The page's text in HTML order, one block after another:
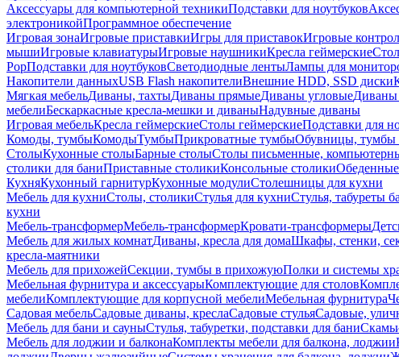
Аксессуары для компьютерной техникиПодставки для ноутбуков
электроникойПрограммное обеспечение
Игровая зонаИгровые приставкиИгры для приставокИгровые
мышиИгровые клавиатурыИгровые наушникиКресла геймерские
PopПодставки для ноутбуковСветодиодные лентыЛампы для
Накопители данныхUSB Flash накопителиВнешние HDD, SSD диски
Мягкая мебельДиваны, тахтыДиваны прямыеДиваны угловыеДиваны
мебелиБескаркасные кресла-мешки и диваныНадувные диваны
Игровая мебельКресла геймерскиеСтолы геймерскиеПодставки для
Комоды, тумбыКомодыТумбыПрикроватные тумбыОбувницы, тумбы
СтолыКухонные столыБарные столыСтолы письменные,
столики для баниПриставные столикиКонсольные столики
КухняКухонный гарнитурКухонные модулиСтолешницы для кухни
Мебель для кухниСтолы, столикиСтулья для кухниСтулья, табуреты
кухни
Мебель-трансформерМебель-трансформерКровати-трансформеры
Мебель для жилых комнатДиваны, кресла для домаШкафы, стенки,
кресла-маятники
Мебель для прихожейСекции, тумбы в прихожуюПолки и системы
Мебельная фурнитура и аксессуарыКомплектующие для столов
мебелиКомплектующие для корпусной мебелиМебельная фурнитура
Садовая мебельСадовые диваны, креслаСадовые стульяСадовые,
Мебель для бани и сауныСтулья, табуретки, подставки для бани
Мебель для лоджии и балконаКомплекты мебели для балкона, лоджии